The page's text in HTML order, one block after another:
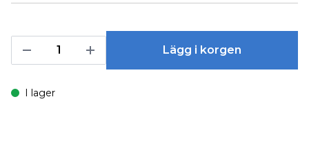
Lägg i korgen
I lager